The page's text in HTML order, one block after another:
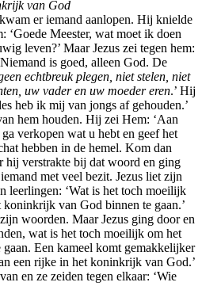
van God
er iemand aanlopen. Hij knielde
‘Goede Meester, wat moet ik doen
leven?’ Maar Jezus zei tegen hem:
is goed, alleen God. De
echtbreuk plegen, niet stelen, niet
uw vader en uw moeder eren.’ Hij
heb ik mij van jongs af gehouden.’
hem houden. Hij zei Hem: ‘Aan
verkopen wat u hebt en geef het
hebben in de hemel. Kom dan
hij verstrakte bij dat woord en ging
met veel bezit. Jezus liet zijn
leerlingen: ‘Wat is het toch moeilijk
van God binnen te gaan.’
woorden. Maar Jezus ging door en
wat is het toch moeilijk om het
Een kameel komt gemakkelijker
een rijke in het koninkrijk van God.’
en ze zeiden tegen elkaar: ‘Wie